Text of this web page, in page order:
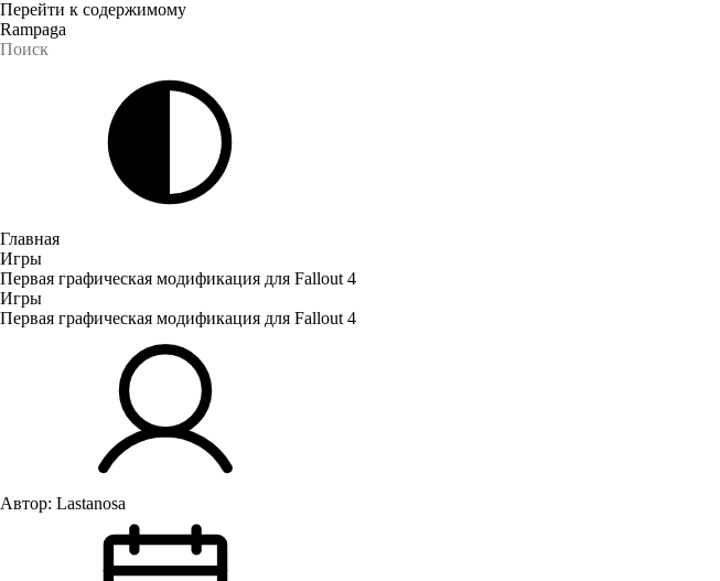
Перейти к содержимому
Rampaga
Главная
Игры
Первая графическая модификация для Fallout 4
Игры
Первая графическая модификация для Fallout 4
Автор: Lastanosa